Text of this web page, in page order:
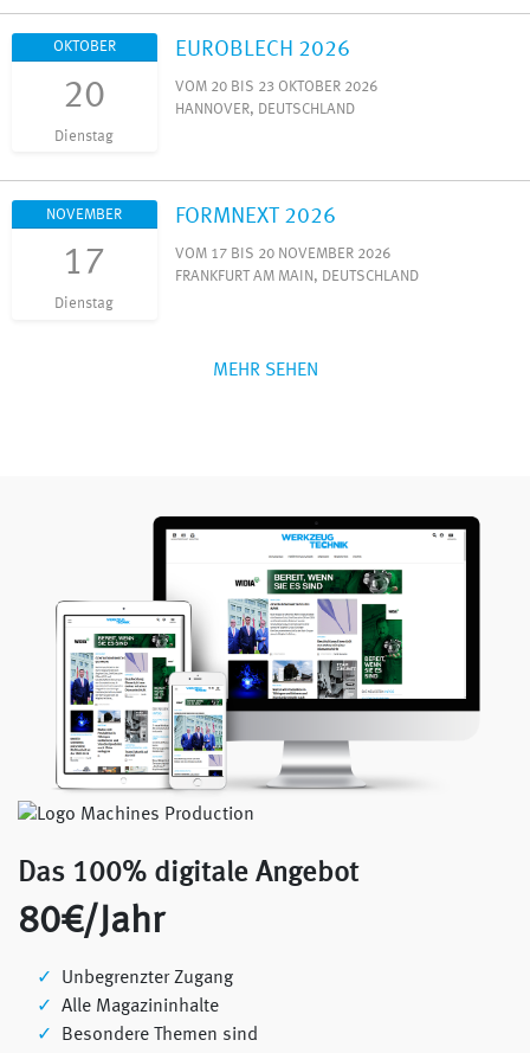
OKTOBER
20
Dienstag
EUROBLECH 2026
VOM 20 BIS 23 OKTOBER 2026
HANNOVER, DEUTSCHLAND
NOVEMBER
17
Dienstag
FORMNEXT 2026
VOM 17 BIS 20 NOVEMBER 2026
FRANKFURT AM MAIN, DEUTSCHLAND
MEHR SEHEN
Das 100% digitale Angebot
80€/Jahr
Unbegrenzter Zugang
Alle Magazininhalte
Besondere Themen sind